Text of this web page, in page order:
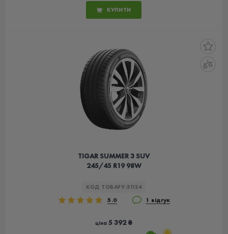
КУПИТИ
TIGAR SUMMER 3 SUV
245/45 R19 98W
КОД ТОВАРУ:31124
5.0 1 відгук
ціна 5 392 ₴